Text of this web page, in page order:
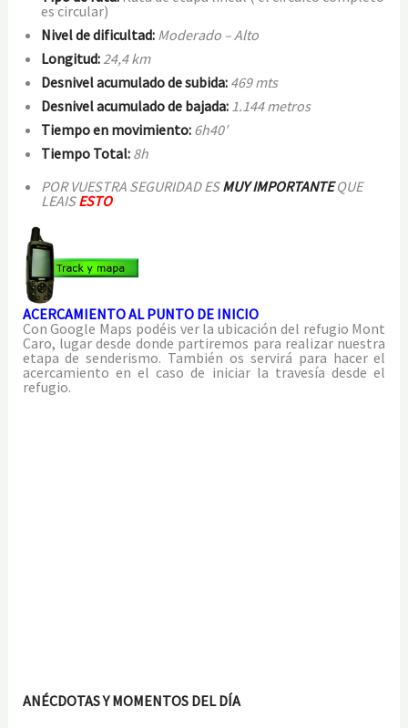
es circular)
Nivel de dificultad: Moderado – Alto
Longitud: 24,4 km
Desnivel acumulado de subida: 469 mts
Desnivel acumulado de bajada: 1.144 metros
Tiempo en movimiento: 6h40′
Tiempo Total: 8h
POR VUESTRA SEGURIDAD ESMUY IMPORTANTEQUE
LEAISESTO
ACERCAMIENTO AL PUNTO DE INICIO
Con Google Maps podéis ver la ubicación del refugio Mont
Caro, lugar desde donde partiremos para realizar nuestra
etapa de senderismo. También os servirá para hacer el
acercamiento en el caso de iniciar la travesía desde el
refugio.
ANÉCDOTAS Y MOMENTOS DEL DÍA